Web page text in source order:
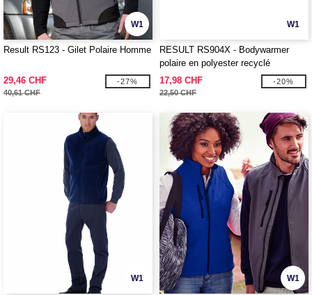
W1
Result RS123 - Gilet Polaire Homme
29,46 CHF
40,61 CHF
-27%
W1
RESULT RS904X - Bodywarmer
polaire en polyester recyclé
17,98 CHF
22,50 CHF
-20%
W1 W1